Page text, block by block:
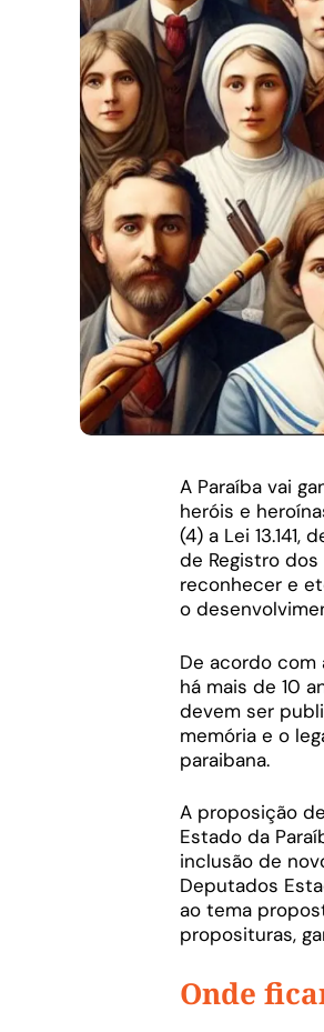
A Paraíba vai
heróis e
(4) a Lei
de Registro dos
reconhecer e
o
De acordo com
há mais de 10
devem ser
memória e o
paraibana.
A proposição
Estado da
inclusão de
Deputados
ao tema
proposituras,
Onde